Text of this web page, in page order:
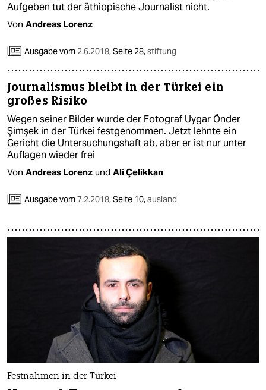
Aufgeben tut der äthiopische Journalist nicht.
Von Andreas Lorenz
Ausgabe vom 2.6.2018,Seite 28,stiftung
Journalismus bleibt in der Türkei ein
großes Risiko
Wegen seiner Bilder wurde der Fotograf Uygar Önder
Şimşek in der Türkei festgenommen. Jetzt lehnte ein
Gericht die Untersuchungshaft ab, aber er ist nur unter
Auflagen wieder frei
Von Andreas Lorenz und Ali Çelikkan
Ausgabe vom7.2.2018,Seite 10,ausland
Festnahmen in der Türkei